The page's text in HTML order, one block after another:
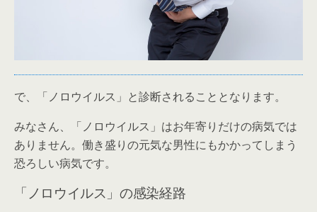
で、「ノロウイルス」と診断されることとなります。
みなさん、「ノロウイルス」はお年寄りだけの病気では
ありません。働き盛りの元気な男性にもかかってしまう
恐ろしい病気です。
「ノロウイルス」の感染経路